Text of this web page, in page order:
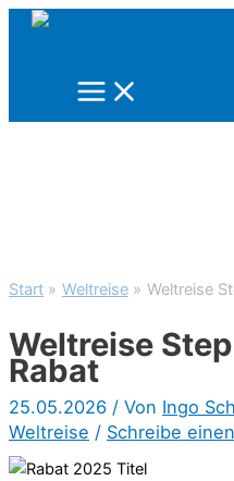
Zum
Start Weltreise Weltreise
Weltreise
Rabat
25.05.2026 / Von Ingo
Weltreise / Schreibe